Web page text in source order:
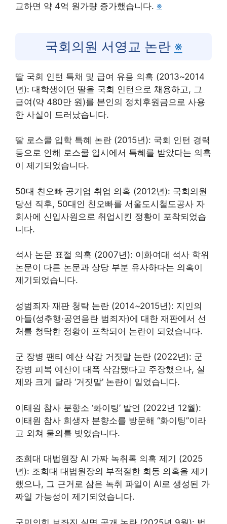
교하면 약 4억 원가량 증가했습니다. ※
국회의원 서영교 논란 ※
딸 국회 인턴 특채 및 급여 유용 의혹 (2013~2014
년): 대학생이던 딸을 국회 인턴으로 채용하고, 그
급여(약 480만 원)를 본인의 정치후원금으로 사용
한 사실이 드러났습니다.
딸 로스쿨 입학 특혜 논란 (2015년): 국회 인턴 경력
등으로 인해 로스쿨 입시에서 특혜를 받았다는 의혹
이 제기되었습니다.
50대 친오빠 공기업 취업 의혹 (2012년): 국회의원
당선 직후, 50대인 친오빠를 서울도시철도공사 자
회사에 신입사원으로 취업시킨 정황이 포착되었습
니다.
석사 논문 표절 의혹 (2007년): 이화여대 석사 학위
논문이 다른 논문과 상당 부분 유사하다는 의혹이
제기되었습니다.
성범죄자 재판 청탁 논란 (2014~2015년): 지인의
아들(성추행·공연음란 범죄자)에 대한 재판에서 선
처를 청탁한 정황이 포착되어 논란이 되었습니다.
군 장병 팬티 예산 삭감 거짓말 논란 (2022년): 군
장병 피복 예산이 대폭 삭감됐다고 주장했으나, 실
제와 크게 달라 ‘거짓말’ 논란이 일었습니다.
이태원 참사 분향소 ‘화이팅’ 발언 (2022년 12월):
이태원 참사 희생자 분향소를 방문해 “화이팅”이라
고 외쳐 물의를 빚었습니다.
조희대 대법원장 AI 가짜 녹취록 의혹 제기 (2025
년): 조희대 대법원장의 부적절한 회동 의혹을 제기
했으나, 그 근거로 삼은 녹취 파일이 AI로 생성된 가
짜일 가능성이 제기되었습니다.